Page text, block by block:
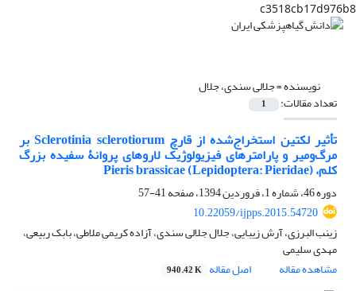
c3518cb17d976b8
نویسنده =جلالی سندی، جلال
تعداد مقالات: 1
تأثیر لکتین استخراج‌شده از قارچ Sclerotinia sclerotiorum بر
مرگ‌ومیر و پارامترهای فیزیولوژیک لاروهای پروانۀ سفیده بزرگ
کلم، Pieris brassicae (Lepidoptera: Pieridae)
دوره 46، شماره 1، فروردین 1394، صفحه
41-57
10.22059/ijpps.2015.54720
زینب البرزی، آرش زیبایی، جلال جلالی سندی، آزاده کریمی ملاطی، بابک ربیعی،
مهدی سلیمی
مشاهده مقاله
اصل مقاله 940.42 K